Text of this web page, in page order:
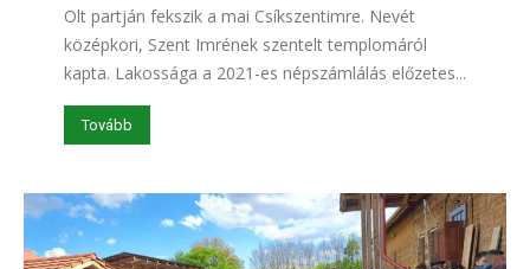
Olt partján fekszik a mai Csíkszentimre. Nevét
középkori, Szent Imrének szentelt templomáról
kapta. Lakossága a 2021-es népszámlálás előzetes...
Tovább